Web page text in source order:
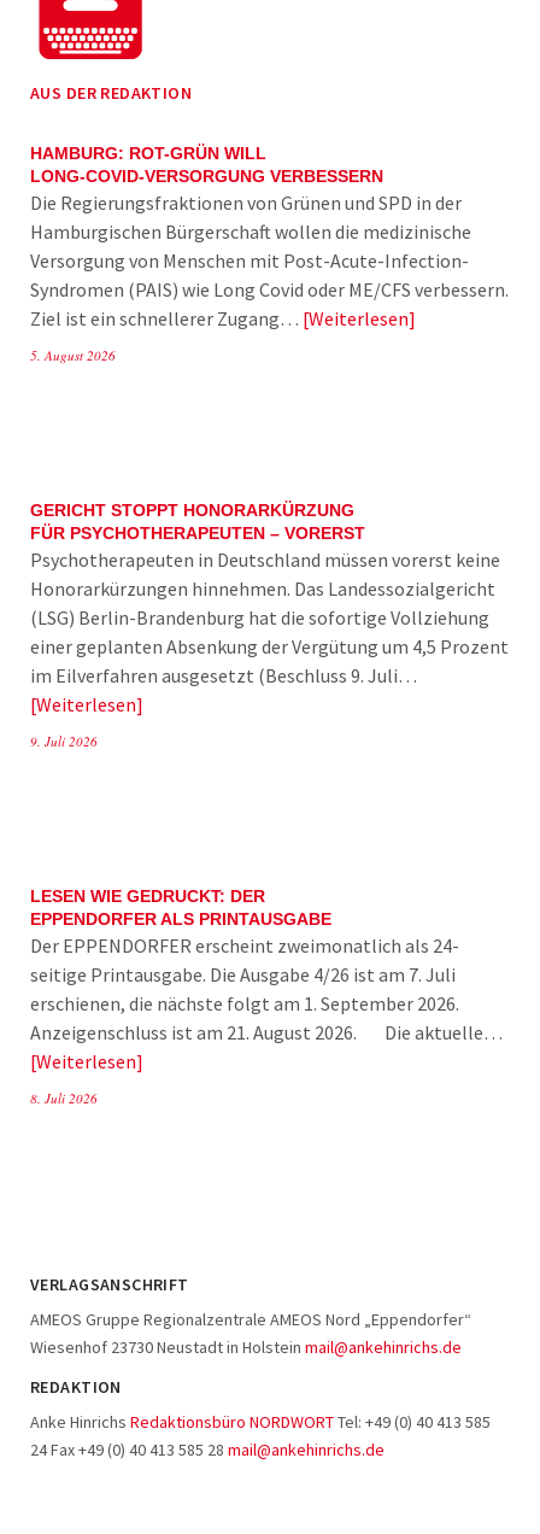
AUS DER REDAKTION
HAMBURG: ROT-GRÜN WILL
LONG-COVID-VERSORGUNG VERBESSERN
Die Regierungsfraktionen von Grünen und SPD in der
Hamburgischen Bürgerschaft wollen die medizinische
Versorgung von Menschen mit Post-Acute-Infection-
Syndromen (PAIS) wie Long Covid oder ME/CFS verbessern.
Ziel ist ein schnellerer Zugang… Weiterlesen
5. August 2026
GERICHT STOPPT HONORARKÜRZUNG
FÜR PSYCHOTHERAPEUTEN – VORERST
Psychotherapeuten in Deutschland müssen vorerst keine
Honorarkürzungen hinnehmen. Das Landessozialgericht
(LSG) Berlin-Brandenburg hat die sofortige Vollziehung
einer geplanten Absenkung der Vergütung um 4,5 Prozent
im Eilverfahren ausgesetzt (Beschluss 9. Juli…
Weiterlesen
9. Juli 2026
LESEN WIE GEDRUCKT: DER
EPPENDORFER ALS PRINTAUSGABE
Der EPPENDORFER erscheint zweimonatlich als 24-
seitige Printausgabe. Die Ausgabe 4/26 ist am 7. Juli
erschienen, die nächste folgt am 1. September 2026.
Anzeigenschluss ist am 21. August 2026. Die aktuelle…
Weiterlesen
8. Juli 2026
VERLAGSANSCHRIFT
AMEOS Gruppe Regionalzentrale AMEOS Nord „Eppendorfer“
Wiesenhof 23730 Neustadt in Holstein mail@ankehinrichs.de
REDAKTION
Anke Hinrichs Redaktionsbüro NORDWORTTel: +49 (0) 40 413 585
24 Fax +49 (0) 40 413 585 28 mail@ankehinrichs.de